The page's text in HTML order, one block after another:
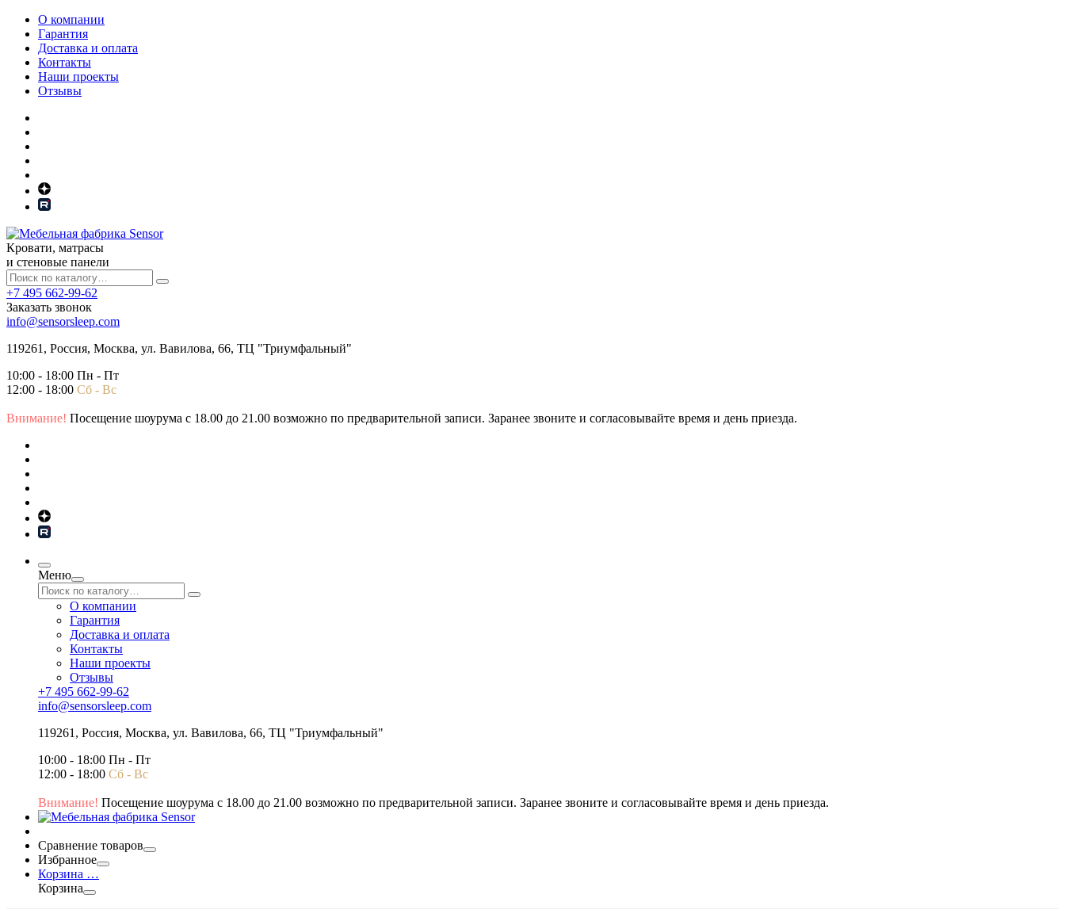
О компании
Гарантия
Доставка и оплата
Контакты
Наши проекты
Отзывы
Кровати, матрасы
и стеновые панели
+7 495 662-99-62
Заказать звонок
info@sensorsleep.com
119261, Россия, Москва, ул. Вавилова, 66, ТЦ "Триумфальный"
10:00 - 18:00 Пн - Пт
12:00 - 18:00 Сб - Вс
Внимание! Посещение шоурума с 18.00 до 21.00 возможно по предварительной записи. Заранее звоните и согласовывайте время и день приезда.
Меню
О компании
Гарантия
Доставка и оплата
Контакты
Наши проекты
Отзывы
+7 495 662-99-62
info@sensorsleep.com
119261, Россия, Москва, ул. Вавилова, 66, ТЦ "Триумфальный"
10:00 - 18:00 Пн - Пт
12:00 - 18:00 Сб - Вс
Внимание! Посещение шоурума с 18.00 до 21.00 возможно по предварительной записи. Заранее звоните и согласовывайте время и день приезда.
Сравнение товаров
Избранное
Корзина …
Корзина